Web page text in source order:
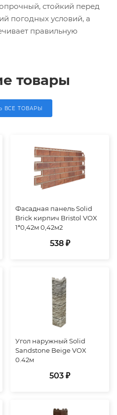
стойкий перед
погодных условий, а
правильную
товары
ВСЕ ТОВАРЫ
Фасадная панель Solid
Brick кирпич Bristol VOX
1*0,42м 0,42м2
538 ₽
Угол наружный Solid
Sandstone Beige VOX
0.42м
503 ₽